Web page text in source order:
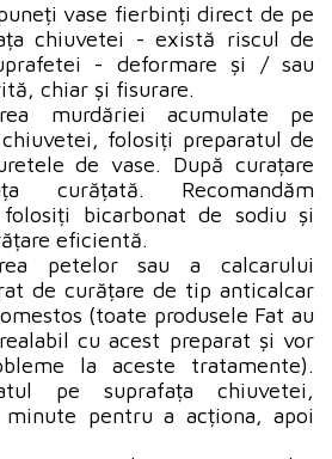
vase fierbinți direct de pe
chiuvetei - există riscul de
- deformare și / sau
chiar și fisurare.
murdăriei acumulate pe
folosiți preparatul de
de vase. După curațare
curățată. Recomandăm
folosiți bicarbonat de sodiu și
eficientă.
petelor sau a calcarului
de curățare de tip anticalcar
(toate produsele Fat au
cu acest preparat și vor
la aceste tratamente).
pe suprafața chiuvetei,
pentru a acționa, apoi